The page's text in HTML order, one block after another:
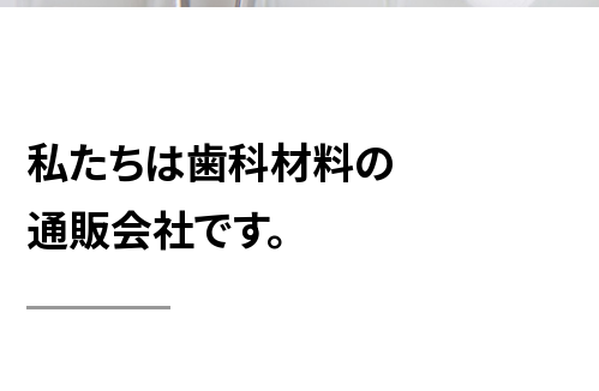
私たちは歯科材料の
通販会社です。